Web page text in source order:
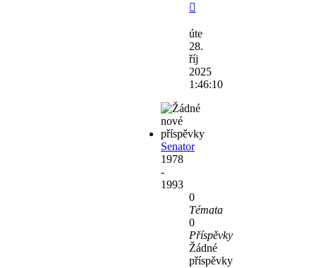
poslední
příspěvek
úte
28.
říj
2025
1:46:10
Senator
1978
-
1993
0
Témata
0
Příspěvky
Žádné
příspěvky